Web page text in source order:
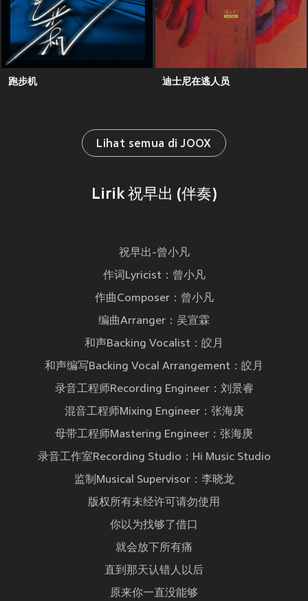
跑步机 迪士尼在逃人员
Lihat semua di JOOX
Lirik 祝早出 (伴奏)
祝早出-曾小凡
作词Lyricist：曾小凡
作曲Composer：曾小凡
编曲Arranger：吴宣霖
和声Backing Vocalist：皎月
和声编写Backing Vocal Arrangement：皎月
录音工程师Recording Engineer：刘景睿
混音工程师Mixing Engineer：张海庚
母带工程师Mastering Engineer：张海庚
录音工作室Recording Studio：Hi Music Studio
监制Musical Supervisor：李晓龙
版权所有未经许可请勿使用
你以为找够了借口
就会放下所有痛
直到那天认错人以后
原来你一直没能够